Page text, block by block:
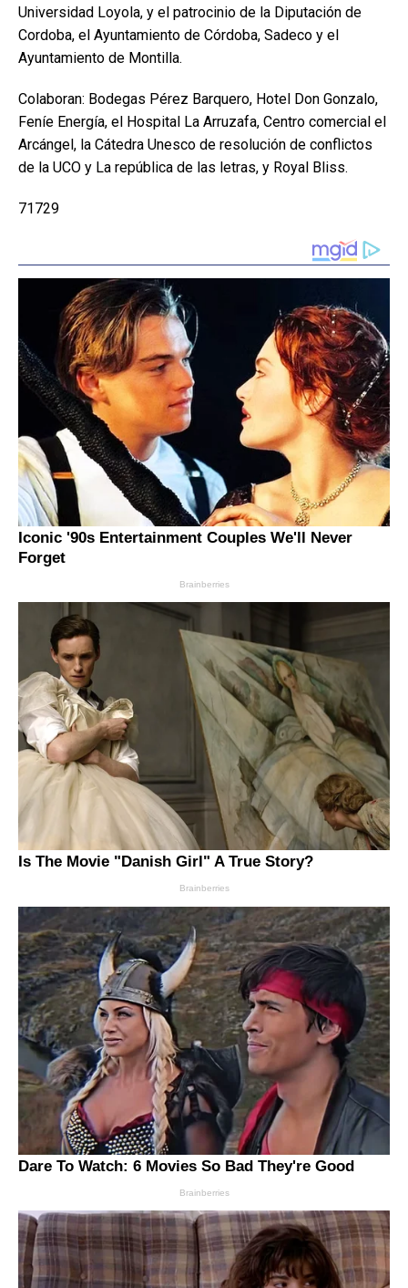
Universidad Loyola, y el patrocinio de la Diputación de
Cordoba, el Ayuntamiento de Córdoba, Sadeco y el
Ayuntamiento de Montilla.
Colaboran: Bodegas Pérez Barquero, Hotel Don Gonzalo,
Feníe Energía, el Hospital La Arruzafa, Centro comercial el
Arcángel, la Cátedra Unesco de resolución de conflictos
de la UCO y La república de las letras, y Royal Bliss.
71729